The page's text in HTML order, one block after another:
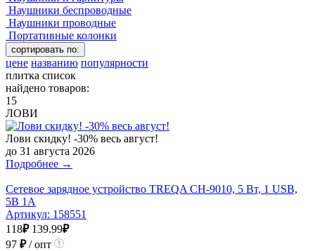
Наушники беспроводные
Наушники проводные
Портативные колонки
сортировать по:
цене названию популярности
плитка список
найдено товаров:
15
ЛОВИ
Лови скидку! -30% весь август!
до 31 августа 2026
Подробнее →
Сетевое зарядное устройство TREQA CH-9010, 5 Вт, 1 USB,
5В 1A
Артикул: 158551
118₽ 139.99₽
97 ₽/ опт